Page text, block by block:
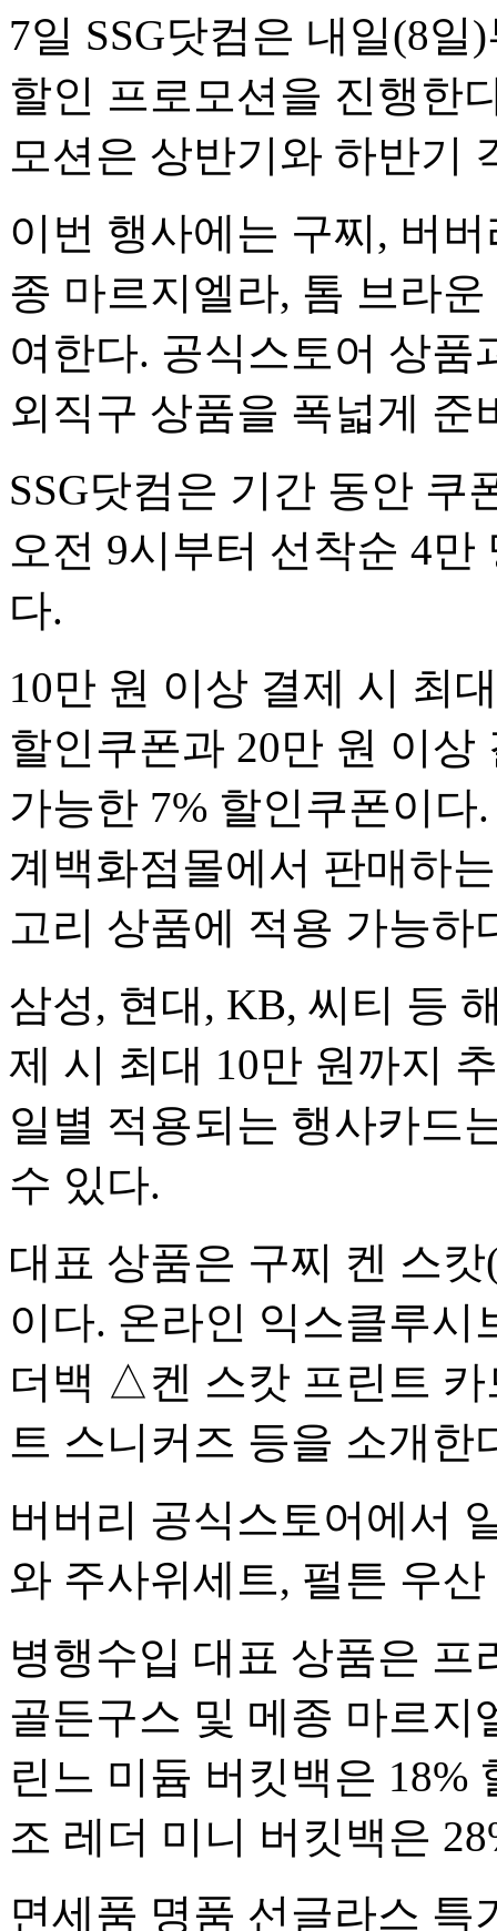
7일 SSG닷컴은 내일(8
할인 프로모션을 진행한
모션은 상반기와 하반기
이번 행사에는 구찌, 버
종 마르지엘라, 톰 브라
여한다. 공식스토어 상품
외직구 상품을 폭넓게 준
SSG닷컴은 기간 동안 쿠
오전 9시부터 선착순 4
다.
10만 원 이상 결제 시 최
할인쿠폰과 20만 원 이
가능한 7% 할인쿠폰이
계백화점몰에서 판매하
고리 상품에 적용 가능하
삼성, 현대, KB, 씨티 등
제 시 최대 10만 원까지
일별 적용되는 행사카드
수 있다.
대표 상품은 구찌 켄 스
이다. 온라인 익스클루
더백 △켄 스캇 프린트
트 스니커즈 등을 소개한
버버리 공식스토어에서
와 주사위세트, 펄튼 우
병행수입 대표 상품은 프
골든구스 및 메종 마르지
린느 미듐 버킷백은 18%
조 레더 미니 버킷백은
면세품 명품 선글라스 특